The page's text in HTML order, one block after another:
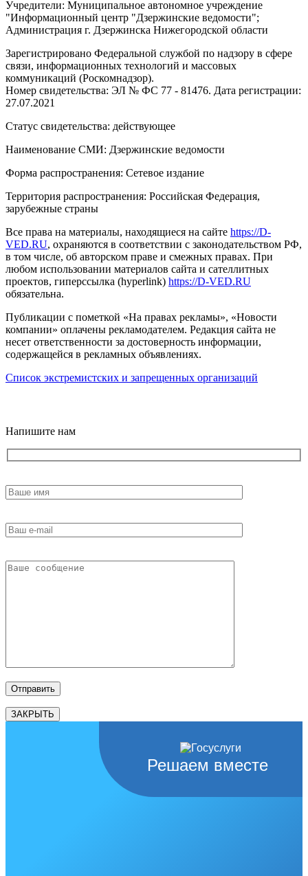
Учредители: Муниципальное автономное учреждение
"Информационный центр "Дзержинские ведомости";
Администрация г. Дзержинска Нижегородской области
Зарегистрировано Федеральной службой по надзору в сфере
связи, информационных технологий и массовых
коммуникаций (Роскомнадзор).
Номер свидетельства: ЭЛ № ФС 77 - 81476. Дата регистрации:
27.07.2021
Статус свидетельства: действующее
Наименование СМИ: Дзержинские ведомости
Форма распространения: Сетевое издание
Территория распространения: Российская Федерация,
зарубежные страны
Все права на материалы, находящиеся на сайте https://D-
VED.RU, охраняются в соответствии с законодательством РФ,
в том числе, об авторском праве и смежных правах. При
любом использовании материалов сайта и сателлитных
проектов, гиперссылка (hyperlink) https://D-VED.RU
обязательна.
Публикации с пометкой «На правах рекламы», «Новости
компании» оплачены рекламодателем. Редакция сайта не
несет ответственности за достоверность информации,
содержащейся в рекламных объявлениях.
Список экстремистских и запрещенных организаций
Напишите нам
ЗАКРЫТЬ
Решаем вместе